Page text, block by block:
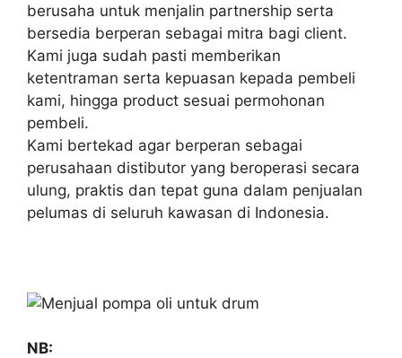
berusaha untuk menjalin partnership serta
bersedia berperan sebagai mitra bagi client.
Kami juga sudah pasti memberikan
ketentraman serta kepuasan kepada pembeli
kami, hingga product sesuai permohonan
pembeli.
Kami bertekad agar berperan sebagai
perusahaan distibutor yang beroperasi secara
ulung, praktis dan tepat guna dalam penjualan
pelumas di seluruh kawasan di Indonesia.
NB: